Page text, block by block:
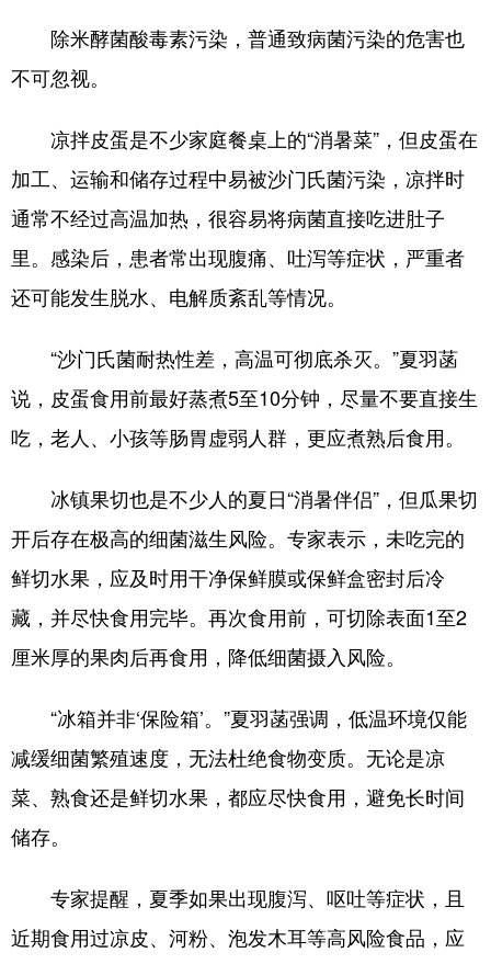
除米酵菌酸毒素污染，普通致病菌污染的危害也
不可忽视。
凉拌皮蛋是不少家庭餐桌上的“消暑菜”，但皮蛋在
加工、运输和储存过程中易被沙门氏菌污染，凉拌时
通常不经过高温加热，很容易将病菌直接吃进肚子
里。感染后，患者常出现腹痛、吐泻等症状，严重者
还可能发生脱水、电解质紊乱等情况。
“沙门氏菌耐热性差，高温可彻底杀灭。”夏羽菡
说，皮蛋食用前最好蒸煮5至10分钟，尽量不要直接生
吃，老人、小孩等肠胃虚弱人群，更应煮熟后食用。
冰镇果切也是不少人的夏日“消暑伴侣”，但瓜果切
开后存在极高的细菌滋生风险。专家表示，未吃完的
鲜切水果，应及时用干净保鲜膜或保鲜盒密封后冷
藏，并尽快食用完毕。再次食用前，可切除表面1至2
厘米厚的果肉后再食用，降低细菌摄入风险。
“冰箱并非‘保险箱’。”夏羽菡强调，低温环境仅能
减缓细菌繁殖速度，无法杜绝食物变质。无论是凉
菜、熟食还是鲜切水果，都应尽快食用，避免长时间
储存。
专家提醒，夏季如果出现腹泻、呕吐等症状，且
近期食用过凉皮、河粉、泡发木耳等高风险食品，应